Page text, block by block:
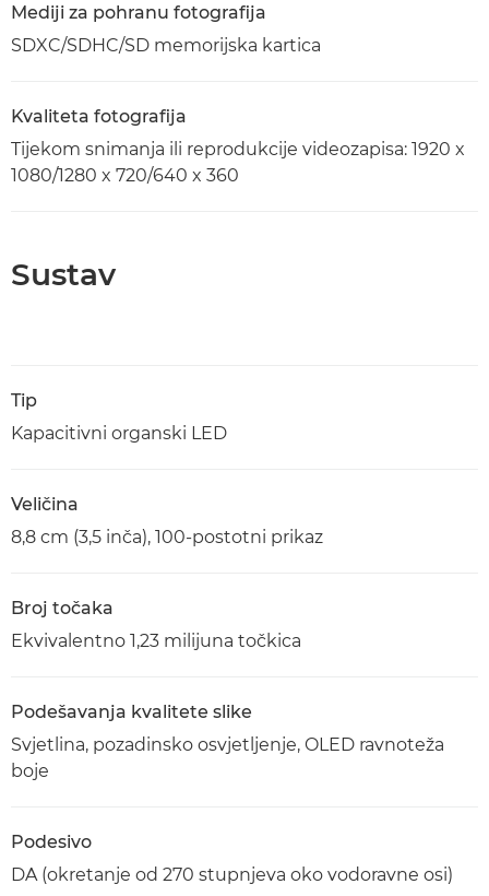
Mediji za pohranu fotografija
SDXC/SDHC/SD memorijska kartica
Kvaliteta fotografija
Tijekom snimanja ili reprodukcije videozapisa: 1920 x
1080/1280 x 720/640 x 360
Sustav
Tip
Kapacitivni organski LED
Veličina
8,8 cm (3,5 inča), 100-postotni prikaz
Broj točaka
Ekvivalentno 1,23 milijuna točkica
Podešavanja kvalitete slike
Svjetlina, pozadinsko osvjetljenje, OLED ravnoteža
boje
Podesivo
DA (okretanje od 270 stupnjeva oko vodoravne osi)